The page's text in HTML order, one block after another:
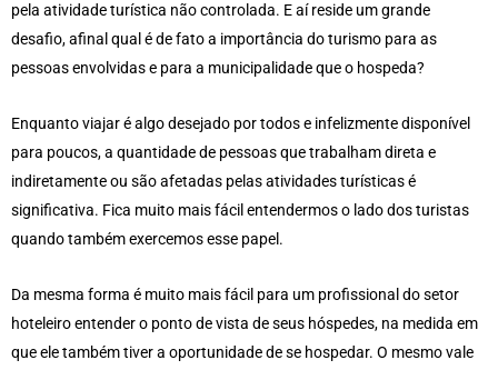
pela atividade turística não controlada. E aí reside um grande
desafio, afinal qual é de fato a importância do turismo para as
pessoas envolvidas e para a municipalidade que o hospeda?
Enquanto viajar é algo desejado por todos e infelizmente disponível
para poucos, a quantidade de pessoas que trabalham direta e
indiretamente ou são afetadas pelas atividades turísticas é
significativa. Fica muito mais fácil entendermos o lado dos turistas
quando também exercemos esse papel.
Da mesma forma é muito mais fácil para um profissional do setor
hoteleiro entender o ponto de vista de seus hóspedes, na medida em
que ele também tiver a oportunidade de se hospedar. O mesmo vale